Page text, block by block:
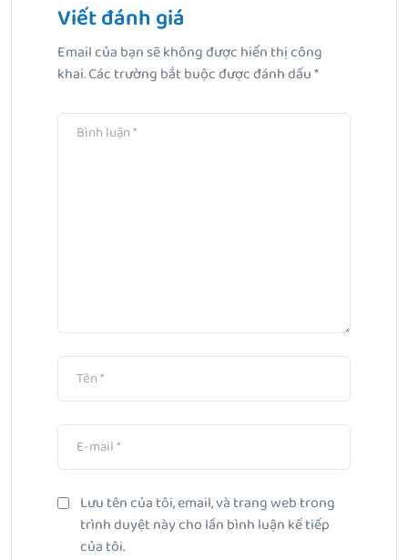
Bài Tiếp Theo
Viết đánh giá
Email của bạn sẽ không được hiển thị công
khai.Các trường bắt buộc được đánh dấu*
Lưu tên của tôi, email, và trang web trong
trình duyệt này cho lần bình luận kế tiếp
của tôi.